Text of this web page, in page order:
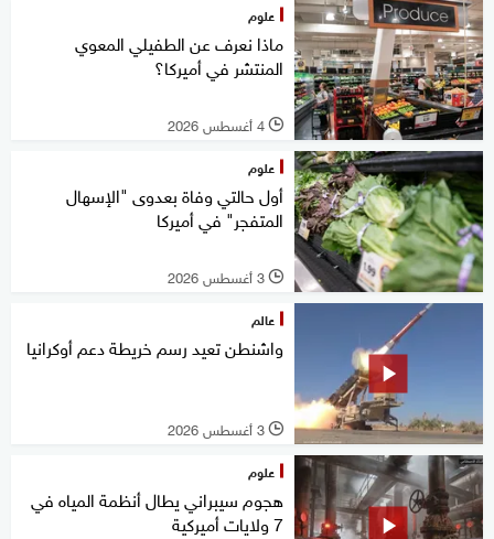
علوم
ماذا نعرف عن الطفيلي المعوي
المنتشر في أميركا؟
l 4 أغسطس 2026
علوم
أول حالتي وفاة بعدوى "الإسهال
المتفجر" في أميركا
l 3 أغسطس 2026
عالم
واشنطن تعيد رسم خريطة دعم أوكرانيا
l 3 أغسطس 2026
علوم
هجوم سيبراني يطال أنظمة المياه في
7 ولايات أميركية